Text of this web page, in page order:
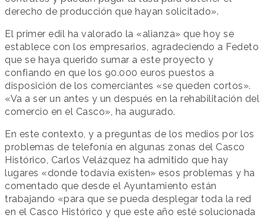
derecho de producción que hayan solicitado».
El primer edil ha valorado la «alianza» que hoy se
establece con los empresarios, agradeciendo a Fedeto
que se haya querido sumar a este proyecto y
confiando en que los 90.000 euros puestos a
disposición de los comerciantes «se queden cortos».
«Va a ser un antes y un después en la rehabilitación del
comercio en el Casco», ha augurado.
En este contexto, y a preguntas de los medios por los
problemas de telefonía en algunas zonas del Casco
Histórico, Carlos Velázquez ha admitido que hay
lugares «donde todavía existen» esos problemas y ha
comentado que desde el Ayuntamiento están
trabajando «para que se pueda desplegar toda la red
en el Casco Histórico y que este año esté solucionada